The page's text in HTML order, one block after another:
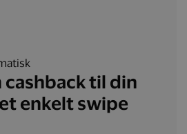
til din
enkelt swipe